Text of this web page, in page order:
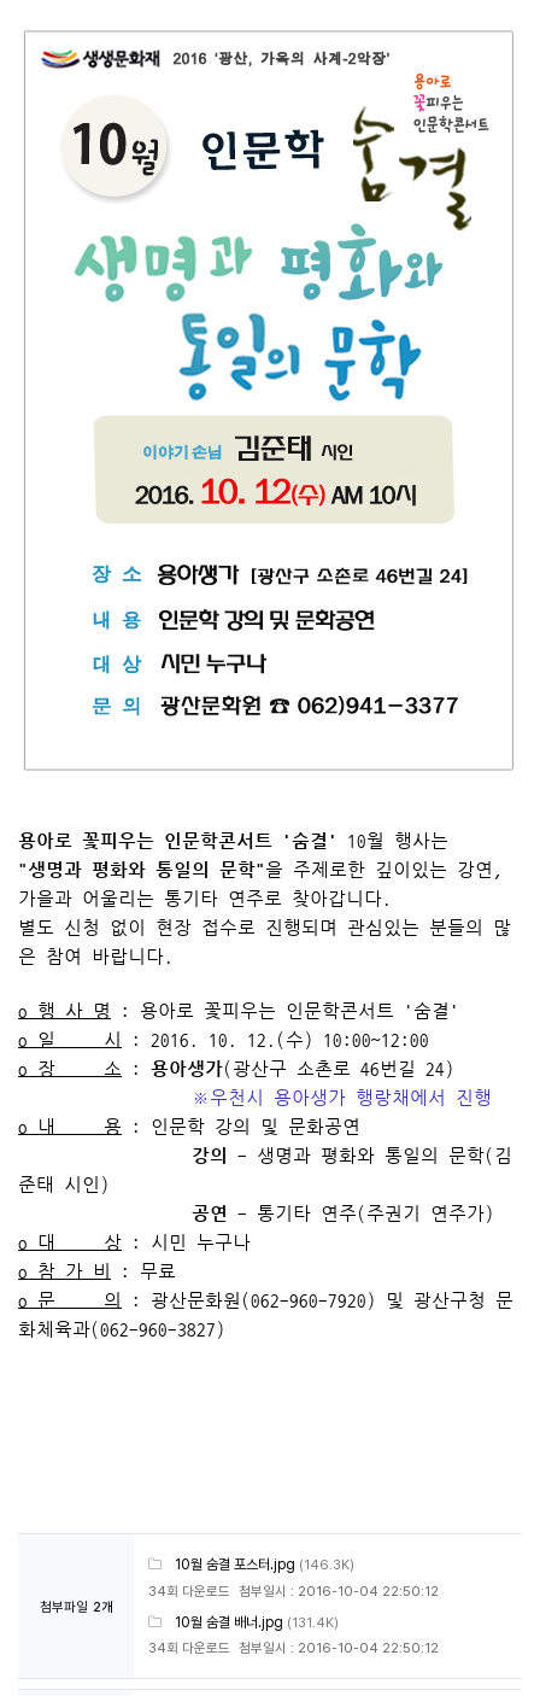
용아로 꽃피우는 인문학콘서트 '숨결'
10월 행사는
"생명과 평화와 통일의 문학" 을 주제로한 깊이있는 강연,
가을과 어울리는 통기타 연주로 찾아갑니다.
별도 신청 없이 현장 접수로 진행되며 관심있는 분들의 많
은 참여 바랍니다.
o 행 사 명
: 용아로 꽃피우는 인문학콘서트 '숨결'
o 일 시
: 2016. 10. 12.(수) 10:00~12:00
o 장 소 : 용아생가(광산구 소촌로 46번길 24)
※우천시 용아생가 행랑채에서 진행
o 내 용 : 인문학 강의 및 문화공연
강의
- 생명과 평화와 통일의 문학(김
준태 시인)
공연
- 통기타 연주(주권기 연주가)
o 대 상 : 시민 누구나
o 참 가 비
: 무료
o 문 의
: 광산문화원(062-960-7920) 및 광산구청 문
화체육과(062-960-3827)
첨부파일 2개
10월 숨결 포스터.jpg (146.3K)
34회 다운로드 첨부일시 : 2016-10-04 22:50:12
10월 숨결 배너.jpg (131.4K)
34회 다운로드 첨부일시 : 2016-10-04 22:50:12